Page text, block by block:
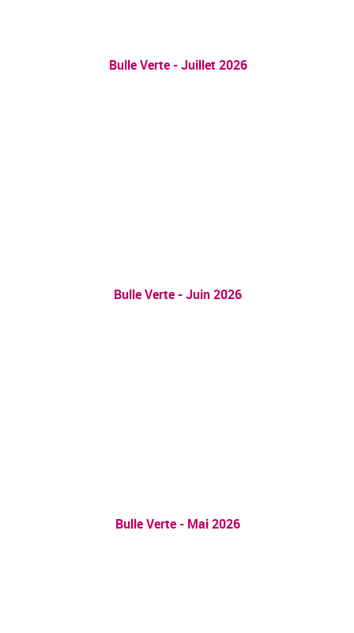
Bulle Verte - Juillet 2026
Bulle Verte - Juin 2026
Bulle Verte - Mai 2026